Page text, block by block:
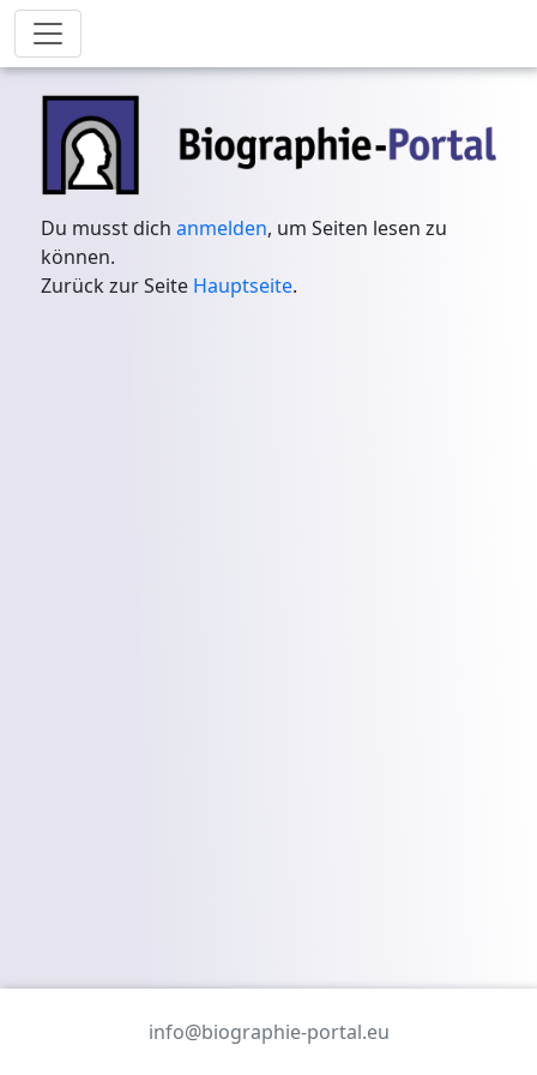
Du musst dichanmelden, um Seiten lesen zu
können.
Zurück zur Seite Hauptseite.
info@biographie-portal.eu